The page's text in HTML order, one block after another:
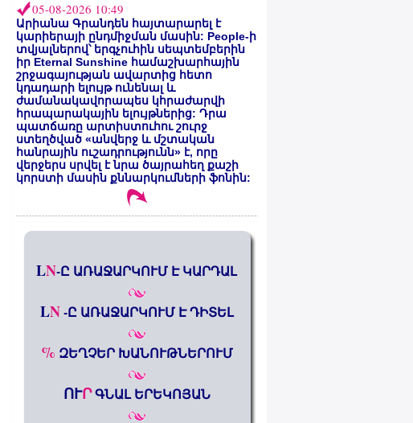
05-08-2026 10:49
Արիանա Գրանդեն հայտարարել է
կարիերայի ընդմիջման մասին: People-ի
տվյալներով՝ երգչուհին սեպտեմբերին
իր Eternal Sunshine համաշխարհային
շրջագայության ավարտից հետո
կդադարի ելույթ ունենալ և
ժամանակավորապես կհրաժարվի
հրապարակային ելույթներից: Դրա
պատճառը արտիստուհու շուրջ
ստեղծված «անվերջ և մշտական
հանրային ուշադրությունն» է, որը
վերջերս սրվել է նրա ծայրահեղ քաշի
կորստի մասին քննարկումների ֆոնին:
LN-Ը ԱՌԱՋԱՐԿՈՒՄ Է ԿԱՐԴԱԼ
LN-Ը ԱՌԱՋԱՐԿՈՒՄ Է ԴԻՏԵԼ
% ԶԵՂՉԵՐ ԽԱՆՈՒԹՆԵՐՈՒՄ
ՈՒՐԳՆԱԼ ԵՐԵԿՈՅԱՆ